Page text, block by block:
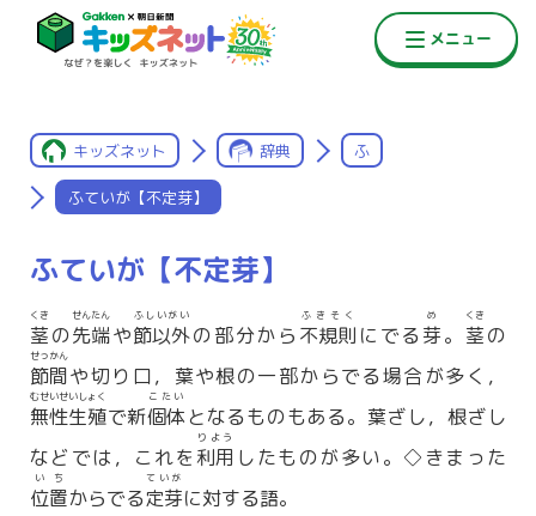
キッズネット 辞典 ふ
ふていが【不定芽】
ふていが【不定芽】
茎
くき
の先端
せんたん
や節以外
ふしいがい
の部分から 不規則
ふきそく
にでる芽
め
。 茎
くき
の
節間
せっかん
や切り口，葉や根の一部からでる場合が多く，
無性生殖
むせいせいしょく
で新個体
こたい
となるものもある。葉ざし，根ざし
などでは，これを利用
りよう
したものが多い。◇きまった
位置
いち
からでる定芽
ていが
に対する語。